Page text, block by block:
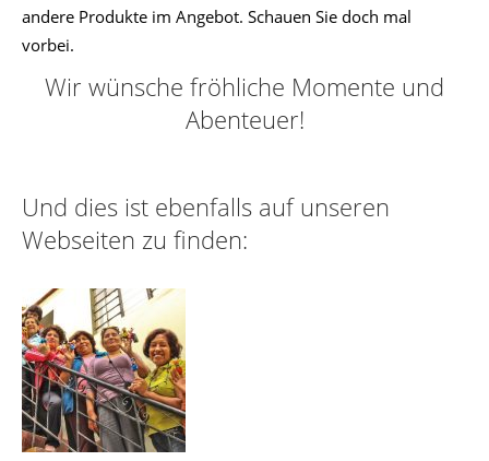
andere Produkte im Angebot. Schauen Sie doch mal
vorbei.
Wir wünsche fröhliche Momente und
Abenteuer!
Und dies ist ebenfalls auf unseren
Webseiten zu finden: